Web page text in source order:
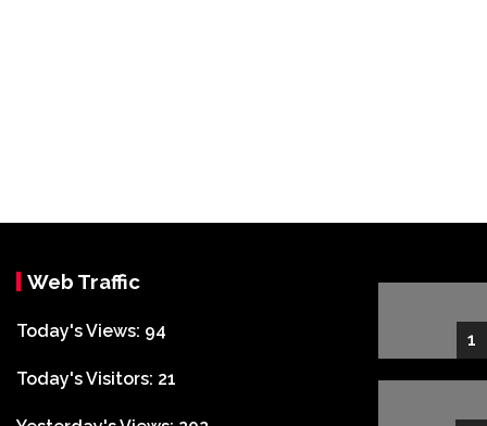
Web Traffic
Today's Views: 94
Today's Visitors: 21
1